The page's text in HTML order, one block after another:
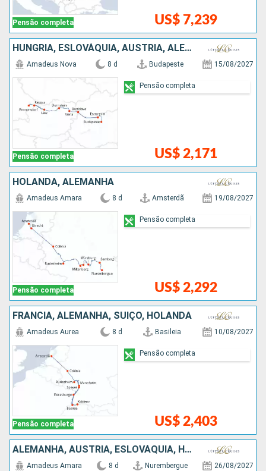
Pensão completa US$ 7,239
HUNGRIA, ESLOVÁQUIA, AUSTRIA, ALEMANHA
Pensão completa
Amadeus Nova 8 d Budapeste 15/08/2027
US$ 2,171
Pensão completa
HOLANDA, ALEMANHA
Pensão completa
Amadeus Amara 8 d Amsterdã 19/08/2027
US$ 2,292
Pensão completa
FRANCIA, ALEMANHA, SUÍÇO, HOLANDA
Pensão completa
Amadeus Aurea 8 d Basileia 10/08/2027
US$ 2,403
Pensão completa
ALEMANHA, AUSTRIA, ESLOVÁQUIA, HUNGRIA
Amadeus Amara 8 d Nurembergue 26/08/2027